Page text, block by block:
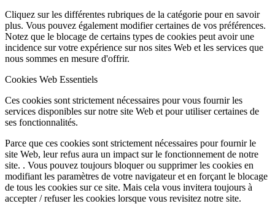
Cliquez sur les différentes rubriques de la catégorie pour en savoir
plus. Vous pouvez également modifier certaines de vos préférences.
Notez que le blocage de certains types de cookies peut avoir une
incidence sur votre expérience sur nos sites Web et les services que
nous sommes en mesure d'offrir.
Cookies Web Essentiels
Ces cookies sont strictement nécessaires pour vous fournir les
services disponibles sur notre site Web et pour utiliser certaines de
ses fonctionnalités.
Parce que ces cookies sont strictement nécessaires pour fournir le
site Web, leur refus aura un impact sur le fonctionnement de notre
site. . Vous pouvez toujours bloquer ou supprimer les cookies en
modifiant les paramètres de votre navigateur et en forçant le blocage
de tous les cookies sur ce site. Mais cela vous invitera toujours à
accepter / refuser les cookies lorsque vous revisitez notre site.